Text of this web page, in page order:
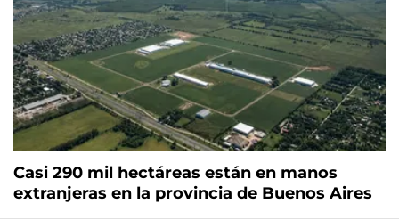
Casi 290 mil hectáreas están en manos
extranjeras en la provincia de Buenos Aires